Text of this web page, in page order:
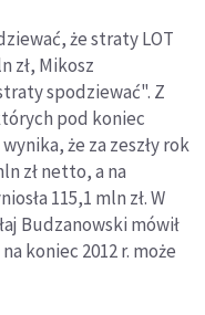
że straty LOT
zł, Mikosz
spodziewać". Z
pod koniec
że za zeszły rok
zł netto, a na
115,1 mln zł. W
Budzanowski mówił
koniec 2012 r. może